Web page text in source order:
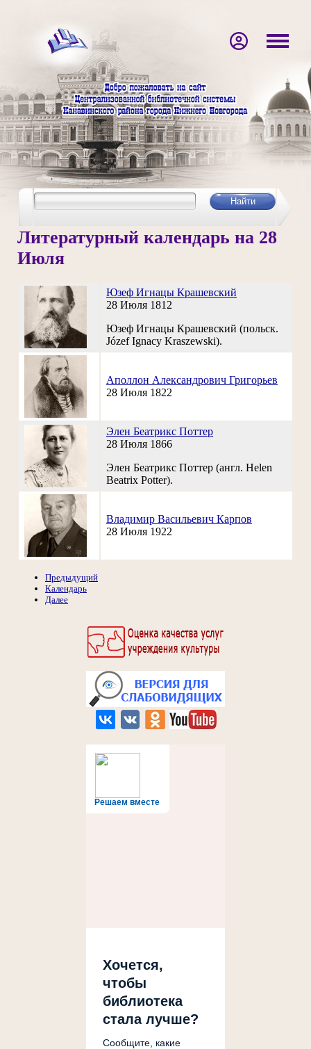
Решаем вместе
Хочется,
чтобы
библиотека
стала лучше?
Сообщите, какие
Литературный календарь на 28
Июля
Юзеф Игнацы Крашевский
28 Июля 1812
Юзеф Игнацы Крашевский (польск.
Józef Ignacy Kraszewski).
Аполлон Александрович Григорьев
28 Июля 1822
Элен Беатрикс Поттер
28 Июля 1866
Элен Беатрикс Поттер (англ. Helen
Beatrix Potter).
Владимир Васильевич Карпов
28 Июля 1922
Предыдущий
Календарь
Далее